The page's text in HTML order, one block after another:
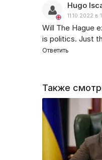
Hugo
11.10.2022 в
Will The Hague
is politics. Just
Ответить
Также